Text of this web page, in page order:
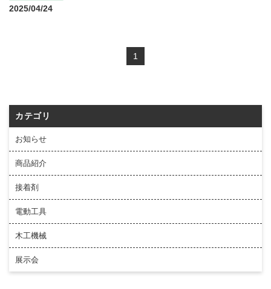
2025/04/24
1
カテゴリ
お知らせ
商品紹介
接着剤
電動工具
木工機械
展示会